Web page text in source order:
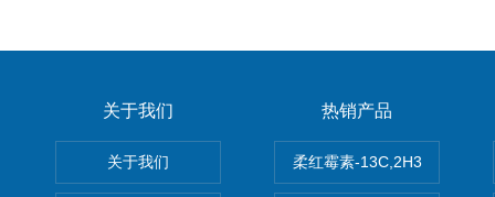
关于我们
关于我们
热销产品
柔红霉素-13C,2H3